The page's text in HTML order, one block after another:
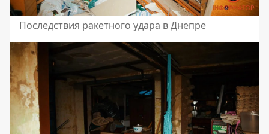
Последствия ракетного удара в Днепре